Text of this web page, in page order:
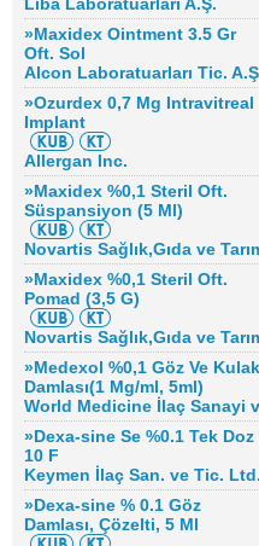
»Maxidex Ointment 3.5 Gr
Oft. Sol
Alcon Laboratuarları Tic.
»Ozurdex 0,7 Mg Intravitreal
Implant
Allergan Inc.
»Maxidex %0,1 Steril Oft.
Süspansiyon (5 Ml)
Novartis Sağlık,Gıda ve
»Maxidex %0,1 Steril Oft.
Pomad (3,5 G)
Novartis Sağlık,Gıda ve
»Medexol %0,1 Göz Ve Kulak
Damlası(1 Mg/ml, 5ml)
World Medicine İlaç Sanayi
»Dexa-sine Se %0.1 Tek Doz
10 F
Keymen İlaç San. ve Tic.
»Dexa-sine % 0.1 Göz
Damlası, Çözelti, 5 Ml